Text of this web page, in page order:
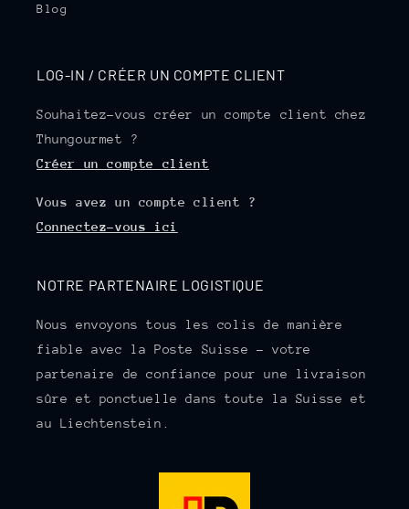
Blog
LOG-IN / CRÉER UN COMPTE CLIENT
Souhaitez-vous créer un compte client chez
Thungourmet ?
Créer un compte client
Vous avez un compte client ?
Connectez-vous ici
NOTRE PARTENAIRE LOGISTIQUE
Nous envoyons tous les colis de manière
fiable avec la Poste Suisse - votre
partenaire de confiance pour une livraison
sûre et ponctuelle dans toute la Suisse et
au Liechtenstein.